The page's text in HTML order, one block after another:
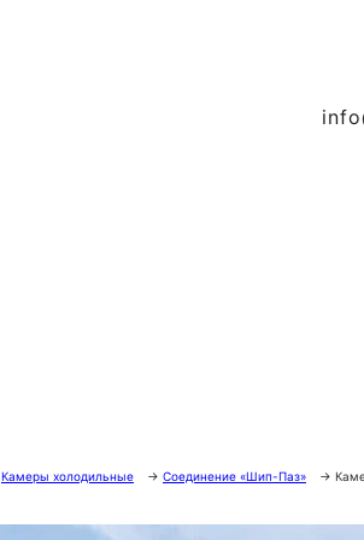
Камеры холодильные → Соединение «Шип-Паз» →